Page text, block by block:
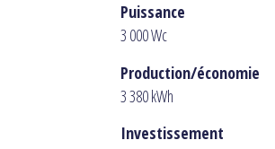
Puissance
3 000 Wc
Production/économie
3 380 kWh
Investissement